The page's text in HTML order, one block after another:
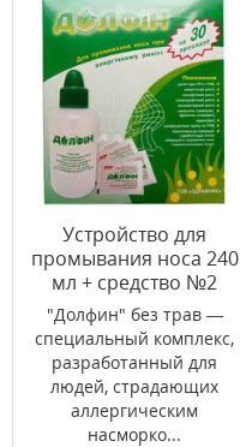
Устройство для
промывания носа 240
мл + средство №2
пакеты по 2 г №30
"Долфин" без трав —
специальный комплекс,
разработанный для
людей, страдающих
аллергическим
насморко...